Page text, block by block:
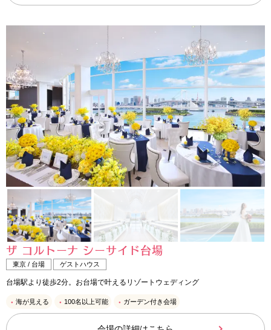
ザ コルトーナ シーサイド台場
東京 / 台場 ゲストハウス
台場駅より徒歩2分。お台場で叶えるリゾートウェディング
海が見える 100名以上可能 ガーデン付き会場